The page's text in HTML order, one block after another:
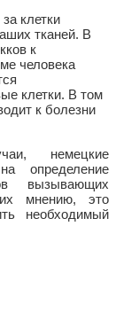
клетки
тканей. В
к
человека
клетки. В том
к болезни
немецкие
определение
вызывающих
мнению, это
необходимый